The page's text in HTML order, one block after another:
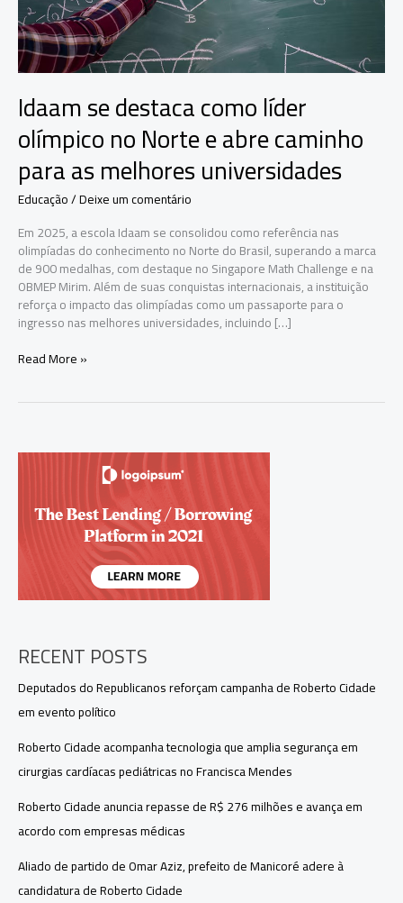
Idaam se destaca como líder
olímpico no Norte e abre caminho
para as melhores universidades
Educação/Deixe um comentário
Em 2025, a escola Idaam se consolidou como referência nas
olimpíadas do conhecimento no Norte do Brasil, superando a marca
de 900 medalhas, com destaque no Singapore Math Challenge e na
OBMEP Mirim. Além de suas conquistas internacionais, a instituição
reforça o impacto das olimpíadas como um passaporte para o
ingresso nas melhores universidades, incluindo […]
Idaam
olímpico
abre
Read More »
RECENT POSTS
Deputados do Republicanos reforçam campanha de Roberto Cidade
em evento político
Roberto Cidade acompanha tecnologia que amplia segurança em
cirurgias cardíacas pediátricas no Francisca Mendes
Roberto Cidade anuncia repasse de R$ 276 milhões e avança em
acordo com empresas médicas
Aliado de partido de Omar Aziz, prefeito de Manicoré adere à
candidatura de Roberto Cidade